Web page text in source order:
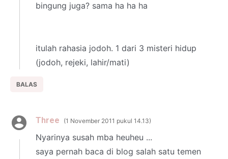
bingung juga? sama ha ha ha
itulah rahasia jodoh. 1 dari 3 misteri hidup
(jodoh, rejeki, lahir/mati)
BALAS
Three 1 November 2011 pukul 14.13
Nyarinya susah mba heuheu ...
saya pernah baca di blog salah satu temen